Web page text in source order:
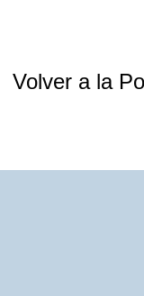
Volver a la